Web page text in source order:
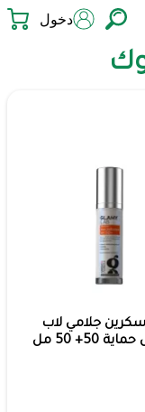
دخول
جلامي لاب
50+ 50 مل